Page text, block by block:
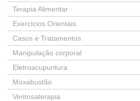
Terapia Alimentar
Exercícios Orientais
Casos e Tratamentos
Manipulação corporal
Eletroacupuntura
Moxabustão
Ventosaterapia